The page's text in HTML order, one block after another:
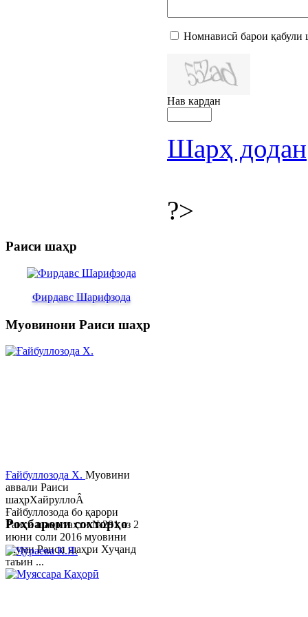
Номнависӣ барои қабули
Нав кардан
Шарҳ додан
?>
Раиси шаҳр
Фирдавс Шарифзода
Муовинони Раиси шаҳр
Ғайбуллозода Х. Муовини
аввали Раиси
шаҳрХайруллоÂ
Ғайбуллозода бо қарори
Раиси шаҳр таҳти №281 аз 2
июни соли 2016 муовини
якуми Раиси шаҳри Хуҷанд
таъин ...
Роҳбарони сохторҳо